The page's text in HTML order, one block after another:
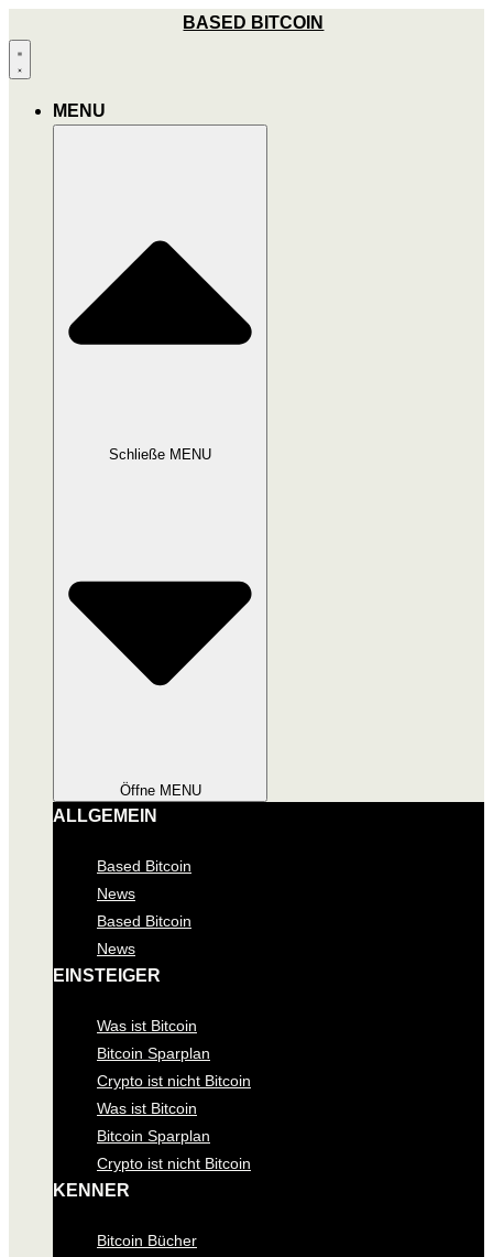
Inhalt
wechseln
BASED BITCOIN
MENU
Schließe MENU
Öffne MENU
ALLGEMEIN
Based Bitcoin
News
Based Bitcoin
News
EINSTEIGER
Was ist Bitcoin
Bitcoin Sparplan
Crypto ist nicht Bitcoin
Was ist Bitcoin
Bitcoin Sparplan
Crypto ist nicht Bitcoin
KENNER
Bitcoin Bücher